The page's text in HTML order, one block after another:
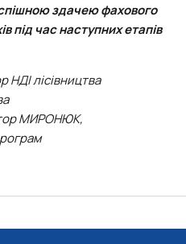
здачею фахового
під час наступних етапів
НДІ лісівництва
МИРОНЮК,